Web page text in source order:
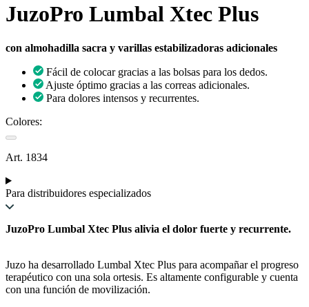
JuzoPro Lumbal Xtec Plus
con almohadilla sacra y varillas estabilizadoras adicionales
Fácil de colocar gracias a las bolsas para los dedos.
Ajuste óptimo gracias a las correas adicionales.
Para dolores intensos y recurrentes.
Colores:
Art. 1834
Para distribuidores especializados
JuzoPro Lumbal Xtec Plus alivia el dolor fuerte y recurrente.
Juzo ha desarrollado Lumbal Xtec Plus para acompañar el progreso
terapéutico con una sola ortesis. Es altamente configurable y cuenta
con una función de movilización.